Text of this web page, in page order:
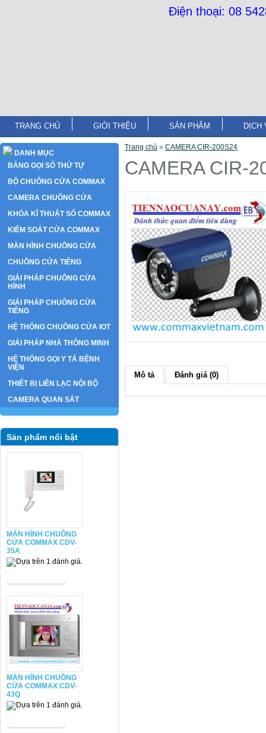
Điện thoại: 08
TRANG CHỦ GIỚI THIỆU SẢN PHẨM DỊCH
DANH MỤC
BẢNG GỌI SỐ THỨ TỰ
BỘ CHUÔNG CỬA COMMAX
CAMERA CHUÔNG CỬA
KHÓA KĨ THUẬT SỐ COMMAX
KIỂM SOÁT CỬA COMMAX
MÀN HÌNH CHUÔNG CỬA
CHUÔNG CỬA TIẾNG
GIẢI PHÁP CHUÔNG CỬA
HÌNH
GIẢI PHÁP CHUÔNG CỬA
TIẾNG
HỆ THỐNG CHUÔNG CỬA IOT
GIẢI PHÁP NHÀ THÔNG MINH
HỆ THỐNG GỌI Y TÁ BỆNH
VIỆN
THIẾT BỊ LIÊN LẠC NỘI BỘ
CAMERA QUAN SÁT
Sản phẩm nổi bật
MÀN HÌNH CHUÔNG
CỬA COMMAX CDV-
35A
MÀN HÌNH CHUÔNG
CỬA COMMAX CDV-
43Q
Trang chủ » CAMERA CIR-200S24
CAMERA CIR-
Mô tả Đánh giá (0)